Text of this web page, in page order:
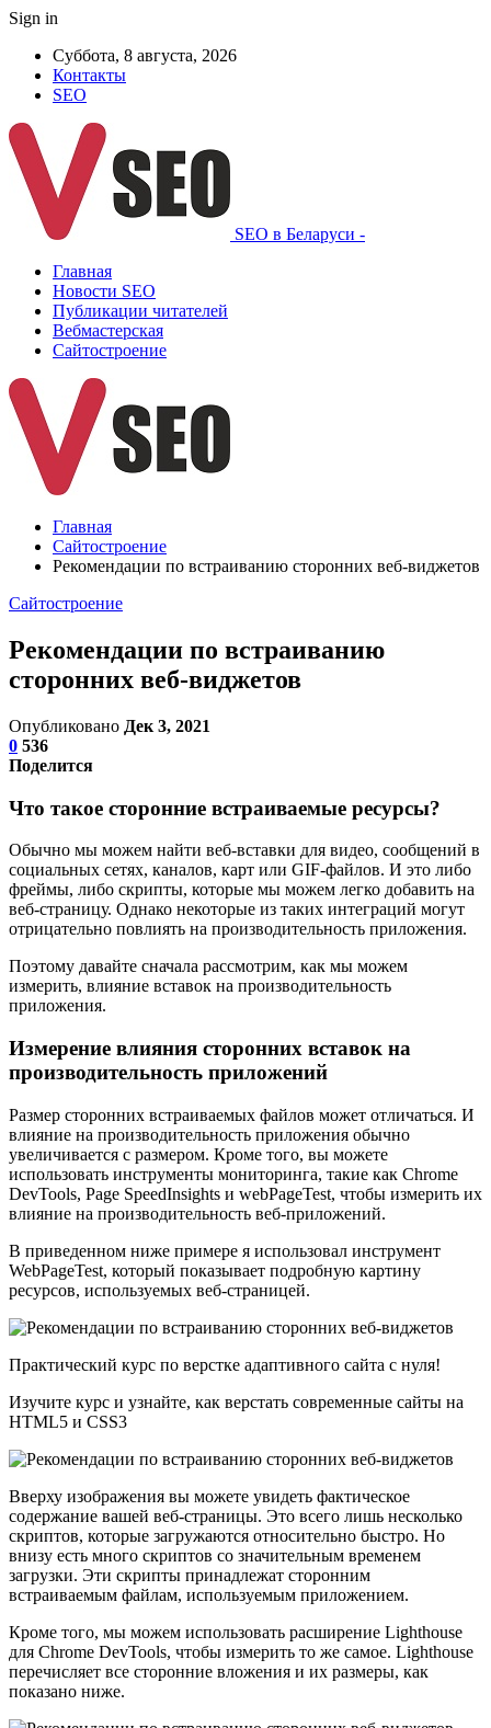
Sign in
Суббота, 8 августа, 2026
Контакты
SEO
SEO в Беларуси -
Главная
Новости SEO
Публикации читателей
Вебмастерская
Сайтостроение
Главная
Сайтостроение
Рекомендации по встраиванию сторонних веб-виджетов
Сайтостроение
Рекомендации по встраиванию
сторонних веб-виджетов
Опубликовано Дек 3, 2021
0 536
Поделится
Что такое сторонние встраиваемые ресурсы?
Обычно мы можем найти веб-вставки для видео, сообщений в
социальных сетях, каналов, карт или GIF-файлов. И это либо
фреймы, либо скрипты, которые мы можем легко добавить на
веб-страницу. Однако некоторые из таких интеграций могут
отрицательно повлиять на производительность приложения.
Поэтому давайте сначала рассмотрим, как мы можем
измерить, влияние вставок на производительность
приложения.
Измерение влияния сторонних вставок на
производительность приложений
Размер сторонних встраиваемых файлов может отличаться. И
влияние на производительность приложения обычно
увеличивается с размером. Кроме того, вы можете
использовать инструменты мониторинга, такие как Chrome
DevTools, Page SpeedInsights и webPageTest, чтобы измерить их
влияние на производительность веб-приложений.
В приведенном ниже примере я использовал инструмент
WebPageTest, который показывает подробную картину
ресурсов, используемых веб-страницей.
Практический курс по верстке адаптивного сайта с нуля!
Изучите курс и узнайте, как верстать современные сайты на
HTML5 и CSS3
Вверху изображения вы можете увидеть фактическое
содержание вашей веб-страницы. Это всего лишь несколько
скриптов, которые загружаются относительно быстро. Но
внизу есть много скриптов со значительным временем
загрузки. Эти скрипты принадлежат сторонним
встраиваемым файлам, используемым приложением.
Кроме того, мы можем использовать расширение Lighthouse
для Chrome DevTools, чтобы измерить то же самое. Lighthouse
перечисляет все сторонние вложения и их размеры, как
показано ниже.